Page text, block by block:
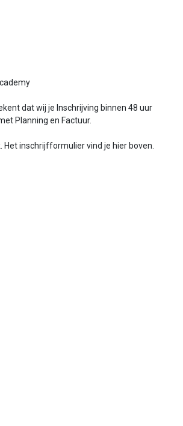
dat wij je Inschrijving binnen 48 uur
Planning en Factuur.
inschrijfformulier vind je hier boven.